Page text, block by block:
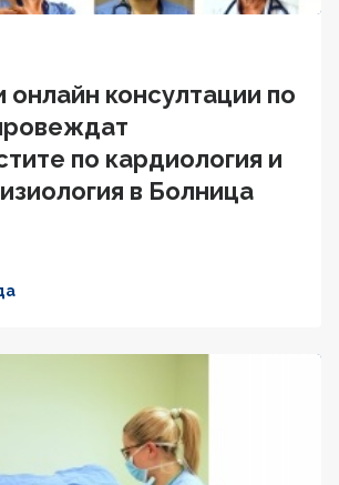
онлайн консултации по
по кардиология и
в Болница